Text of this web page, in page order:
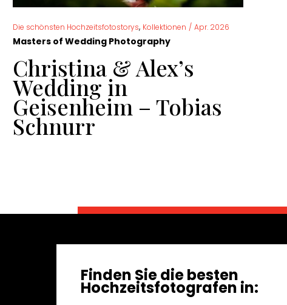
Die schönsten Hochzeitsfotostorys, Kollektionen / Apr. 2026
Masters of Wedding Photography
Christina & Alex’s
Wedding in
Geisenheim – Tobias
Schnurr
Finden Sie die besten
Hochzeitsfotografen in: